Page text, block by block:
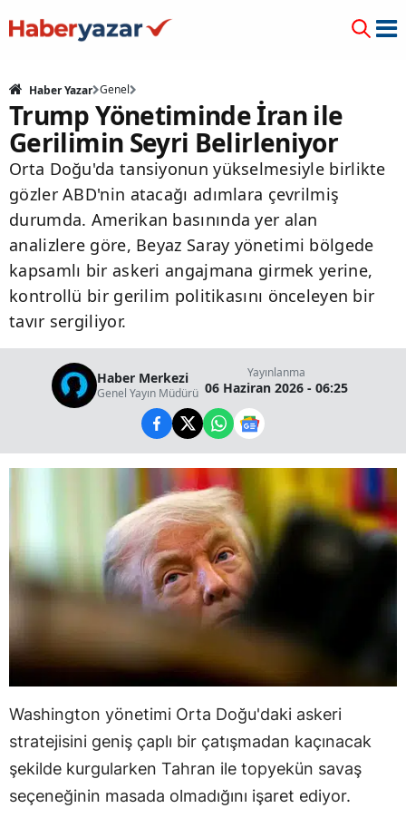
Haber Yazar Genel
Trump Yönetiminde İran ile
Gerilimin Seyri Belirleniyor
Orta Doğu'da tansiyonun yükselmesiyle birlikte
gözler ABD'nin atacağı adımlara çevrilmiş
durumda. Amerikan basınında yer alan
analizlere göre, Beyaz Saray yönetimi bölgede
kapsamlı bir askeri angajmana girmek yerine,
kontrollü bir gerilim politikasını önceleyen bir
tavır sergiliyor.
Haber Merkezi
Genel Yayın Müdürü
Yayınlanma
06 Haziran 2026 - 06:25
Washington yönetimi Orta Doğu'daki askeri
stratejisini geniş çaplı bir çatışmadan kaçınacak
şekilde kurgularken Tahran ile topyekün savaş
seçeneğinin masada olmadığını işaret ediyor.